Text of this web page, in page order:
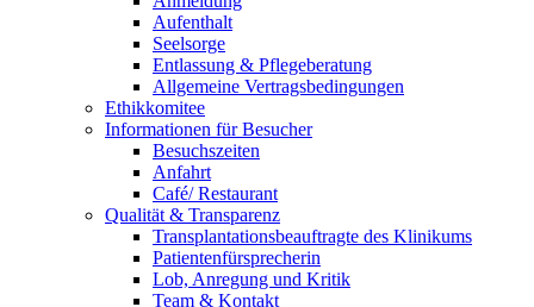
Aufenthalt
Seelsorge
Entlassung & Pflegeberatung
Allgemeine Vertragsbedingungen
Ethikkomitee
Informationen für Besucher
Besuchszeiten
Anfahrt
Café/ Restaurant
Qualität & Transparenz
Transplantationsbeauftragte des Klinikums
Patientenfürsprecherin
Lob, Anregung und Kritik
Team & Kontakt